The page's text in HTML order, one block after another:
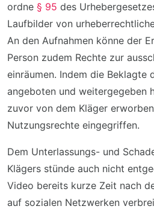
ordne § 95 des
Laufbilder von
An den Aufnahmen könne der
Person zudem Rechte zur
einräumen. Indem die Beklagte
angeboten und weitergegeben
zuvor von dem Kläger
Nutzungsrechte eingegriffen.
Dem Unterlassungs- und
Klägers stünde auch nicht
Video bereits kurze Zeit nach
auf sozialen Netzwerken